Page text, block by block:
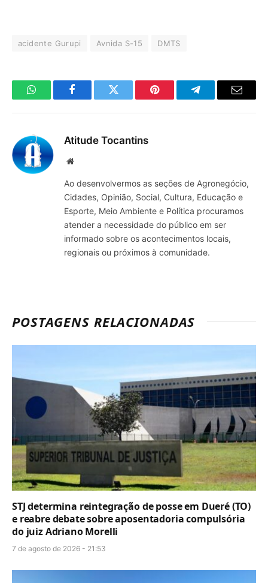
acidente Gurupi Avnida S-15 DMTS
WhatsAppFacebookTwitter Pinterest TelegramaE-
Atitude Tocantins
Site
Ao desenvolvermos as seções de Agronegócio,
Cidades, Opinião, Social, Cultura, Educação e
Esporte, Meio Ambiente e Política procuramos
atender a necessidade do público em ser
informado sobre os acontecimentos locais,
regionais ou próximos à comunidade.
POSTAGENS RELACIONADAS
STJ determina reintegração de posse em Dueré (TO)
e reabre debate sobre aposentadoria compulsória
do juiz Adriano Morelli
7 de agosto de 2026 - 21:53